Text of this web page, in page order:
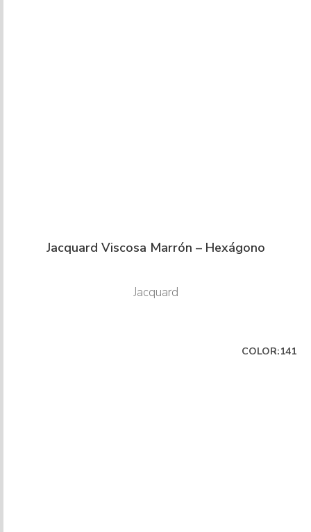
Jacquard Viscosa Marrón – Hexágono
Jacquard
COLOR:141